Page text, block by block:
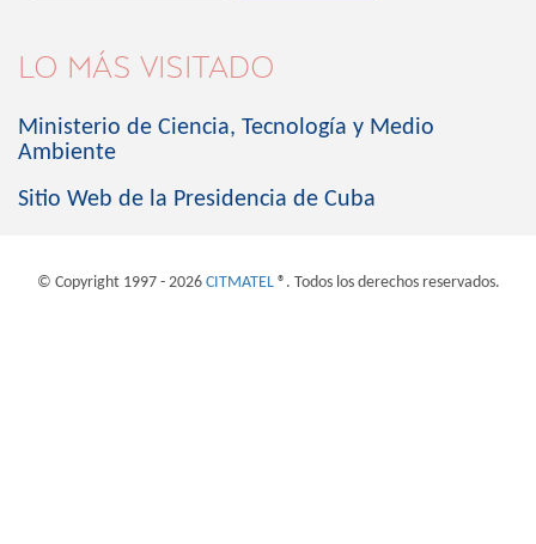
LO MÁS VISITADO
Ministerio de Ciencia, Tecnología y Medio
Ambiente
Sitio Web de la Presidencia de Cuba
© Copyright 1997 - 2026 CITMATEL®. Todos los derechos reservados.